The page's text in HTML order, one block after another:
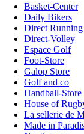
Basket-Center
Daily Bikers
Direct Running
Direct-Volley
Espace Golf
Foot-Store
Galop Store
Golf and co
Handball-Store
House of
La sellerie de
Made in